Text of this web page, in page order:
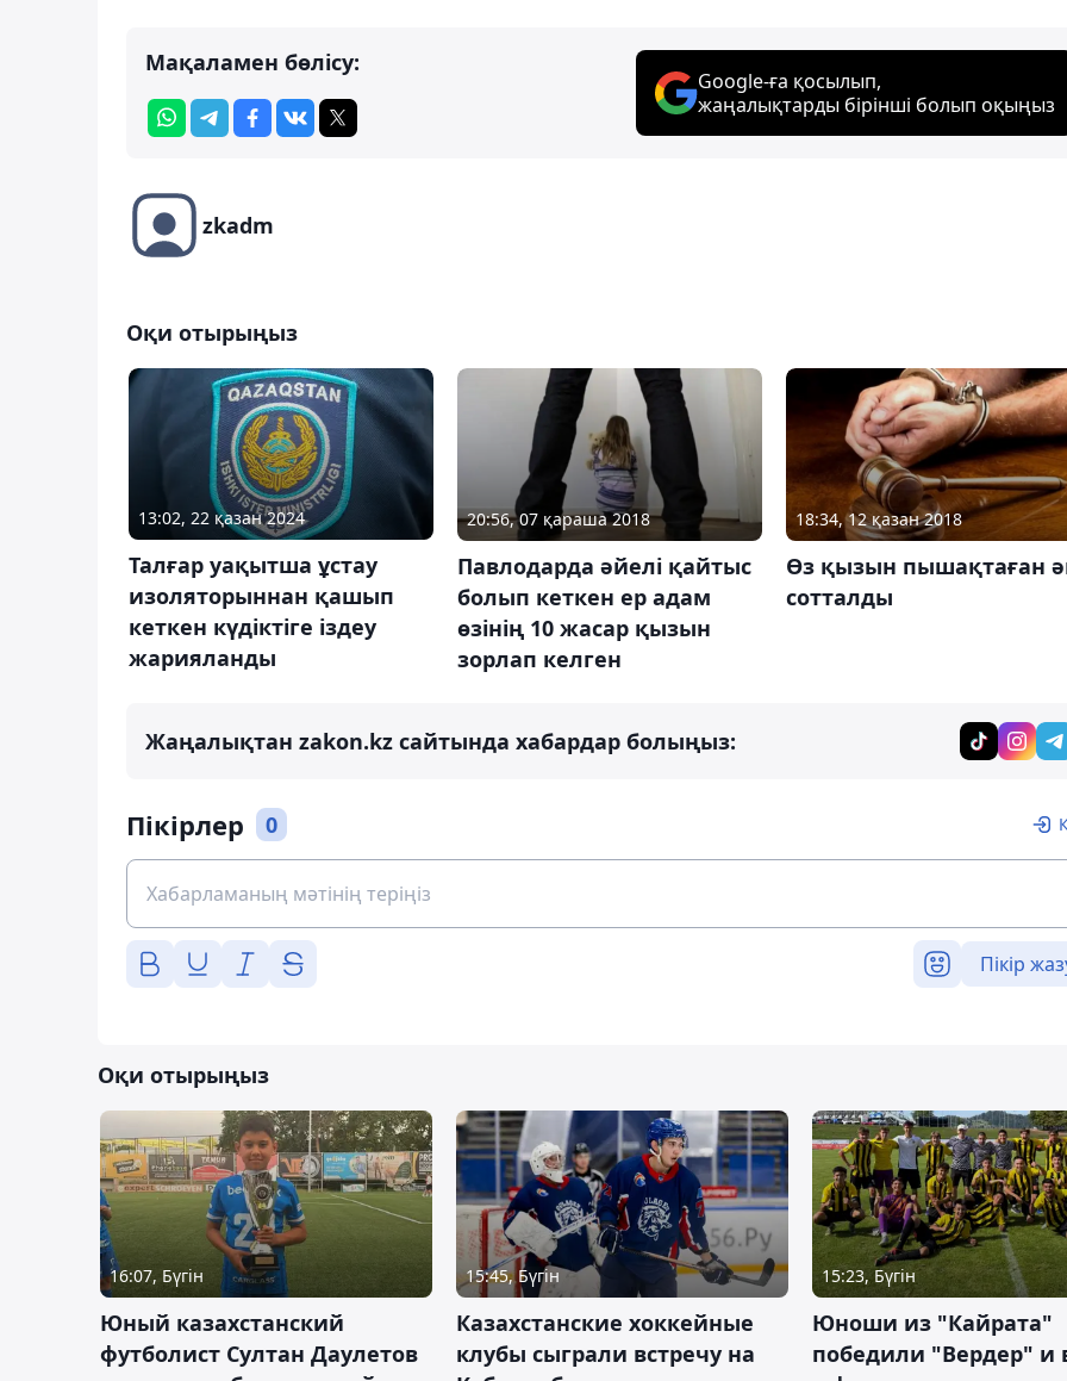
Мақаламен бөлісу:
Google-ға қосылып,
жаңалықтарды бірінші болып оқыңыз
zkadm
Оқи отырыңыз
13:02, 22 қазан 2024
Талғар уақытша ұстау
изоляторыннан қашып
кеткен күдіктіге іздеу
жарияланды
20:56, 07 қараша 2018
Павлодарда әйелі қайтыс
болып кеткен ер адам
өзінің 10 жасар қызын
зорлап келген
18:34, 12 қазан 2018
Өз қызын пышақтаған
сотталды
Жаңалықтан zakon.kz сайтында хабардар болыңыз:
Пікірлер 0
Пікір
Оқи отырыңыз
16:07, Бүгін
Юный казахстанский
футболист Султан Даулетов
15:45, Бүгін
Казахстанские хоккейные
клубы сыграли встречу на
15:23, Бүгін
Юноши из "Кайрата"
победили "Вердер"